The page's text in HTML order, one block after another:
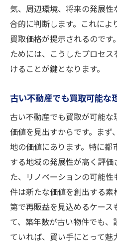
気、周辺環境、将来の発展
合的に判断します。これによ
買取価格が提示されるのです
ためには、こうしたプロセ
けることが鍵となります。
古い不動産でも買取可能な
古い不動産でも買取が可能
価値を見出すからです。まず
地の価値にあります。特に都
する地域の発展性が高く評価
た、リノベーションの可能
件は新たな価値を創出する
第で再販益を見込めるケース
て、築年数が古い物件でも
ていれば、買い手にとって魅